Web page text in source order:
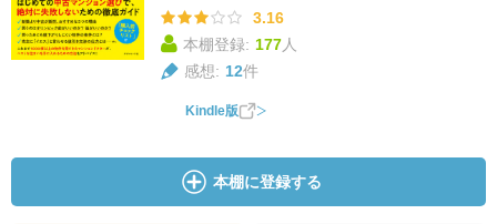
3.16
本棚登録: 177人
感想: 12件
Kindle版
本棚に登録する